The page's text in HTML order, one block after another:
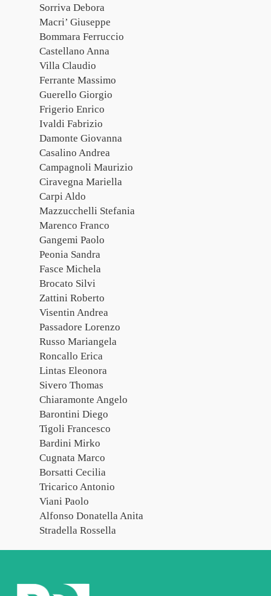
Sorriva Debora
Macri’ Giuseppe
Bommara Ferruccio
Castellano Anna
Villa Claudio
Ferrante Massimo
Guerello Giorgio
Frigerio Enrico
Ivaldi Fabrizio
Damonte Giovanna
Casalino Andrea
Campagnoli Maurizio
Ciravegna Mariella
Carpi Aldo
Mazzucchelli Stefania
Marenco Franco
Gangemi Paolo
Peonia Sandra
Fasce Michela
Brocato Silvi
Zattini Roberto
Visentin Andrea
Passadore Lorenzo
Russo Mariangela
Roncallo Erica
Lintas Eleonora
Sivero Thomas
Chiaramonte Angelo
Barontini Diego
Tigoli Francesco
Bardini Mirko
Cugnata Marco
Borsatti Cecilia
Tricarico Antonio
Viani Paolo
Alfonso Donatella Anita
Stradella Rossella